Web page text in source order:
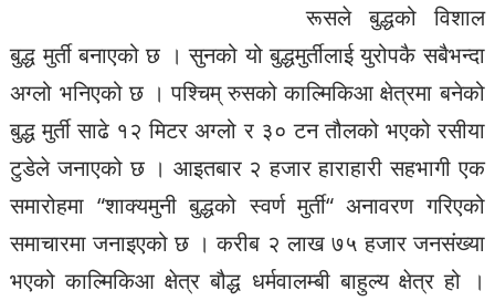
रूसले बुद्धको विशाल
बुद्ध मुर्ती बनाएको छ । सुनको यो बुद्धमुर्तीलाई युरोपकै सबैभन्दा
अग्लो भनिएको छ । पश्चिम् रुसको काल्मिकिआ क्षेत्रमा बनेको
बुद्ध मुर्ती साढे १२ मिटर अग्लो र ३० टन तौलको भएको रसीया
टुडेले जनाएको छ । आइतबार २ हजार हाराहारी सहभागी एक
समारोहमा “शाक्यमुनी बुद्धको स्वर्ण मुर्ती“ अनावरण गरिएको
समाचारमा जनाइएको छ । करीब २ लाख ७५ हजार जनसंख्या
भएको काल्मिकिआ क्षेत्र बौद्ध धर्मवालम्बी बाहुल्य क्षेत्र हो ।